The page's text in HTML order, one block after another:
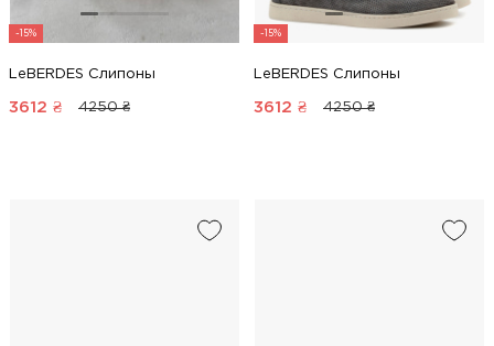
-15%
LeBERDES Слипоны
3612 ₴ 4250 ₴
-15%
LeBERDES Слипоны
3612 ₴ 4250 ₴